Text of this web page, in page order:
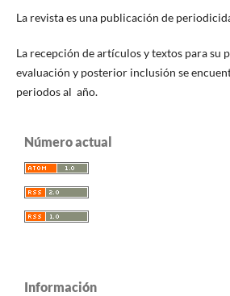
La revista es una publicación de
La recepción de artículos y textos para su
evaluación y posterior inclusión se
periodos al año.
Número actual
Información